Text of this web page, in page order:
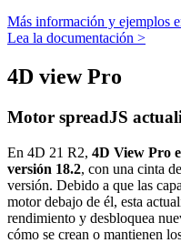
Más información y ejemplos
Lea la documentación >
4D view Pro
Motor spreadJS
En 4D 21 R2, 4D View Pro
versión 18.2, con una cinta
versión. Debido a que las
motor debajo de él, esta
rendimiento y desbloquea
cómo se crean o mantienen